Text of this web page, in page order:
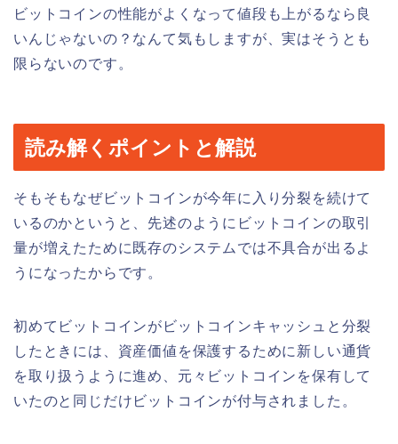
ビットコインの性能がよくなって値段も上がるなら良
いんじゃないの？なんて気もしますが、実はそうとも
限らないのです。
読み解くポイントと解説
そもそもなぜビットコインが今年に入り分裂を続けて
いるのかというと、先述のようにビットコインの取引
量が増えたために既存のシステムでは不具合が出るよ
うになったからです。
初めてビットコインがビットコインキャッシュと分裂
したときには、資産価値を保護するために新しい通貨
を取り扱うように進め、元々ビットコインを保有して
いたのと同じだけビットコインが付与されました。